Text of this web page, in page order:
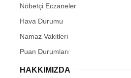
Nöbetçi Eczaneler
Hava Durumu
Namaz Vakitleri
Puan Durumları
HAKKIMIZDA